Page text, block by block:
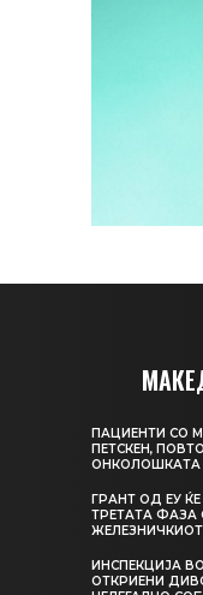
ПАЦИЕНТИ СО
ПЕТСКЕН,
ОНКОЛОШКАТА
ГРАНТ ОД ЕУ
ТРЕТАТА ФАЗА
ИНСПЕКЦИЈА
ОТКРИЕНИ